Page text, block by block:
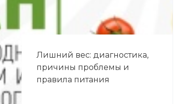
Лишний вес: диагностика,
причины проблемы и
правила питания